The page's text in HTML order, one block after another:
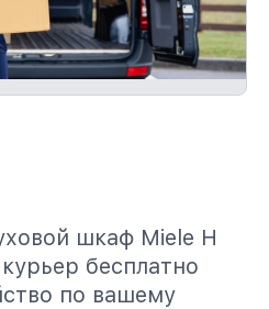
шкаф Miele H
бесплатно
по вашему